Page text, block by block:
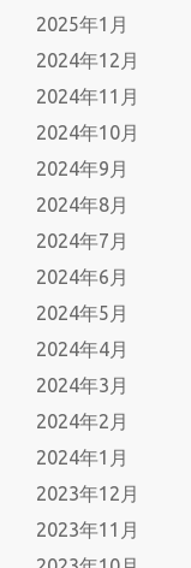
2025年1月
2024年12月
2024年11月
2024年10月
2024年9月
2024年8月
2024年7月
2024年6月
2024年5月
2024年4月
2024年3月
2024年2月
2024年1月
2023年12月
2023年11月